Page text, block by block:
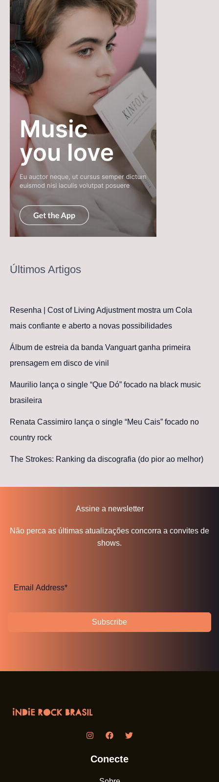
Últimos Artigos
Resenha | Cost of Living Adjustment mostra um Cola
mais confiante e aberto a novas possibilidades
Álbum de estreia da banda Vanguart ganha primeira
prensagem em disco de vinil
Maurilio lança o single “Que Dó” focado na black music
brasileira
Renata Cassimiro lança o single “Meu Cais” focado no
country rock
The Strokes: Ranking da discografia (do pior ao melhor)
Assine a newsletter
Não perca as últimas atualizações concorra a convites de
shows.
Subscribe
Conecte